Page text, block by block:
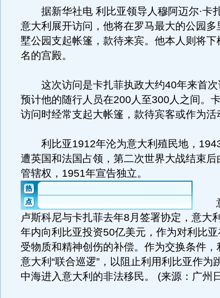
据新华社电 利比亚领导人穆阿迈尔·卡
意大利展开访问，他将在罗马最大的公园多
墅公园支起帐篷，款待来宾。他本人则将下
名的宫殿。
这次访问是卡扎菲执政大约40年来首次
预计他的随行人员在200人至300人之间。
访问时经常支起大帐篷，款待宾客或作为活
利比亚1912年沦为意大利殖民地，
遭英国和法国占领，第二次世界大战结束后
管辖权，1951年宣告独立。
意
卢斯科尼与卡扎菲去年8月签署协定，意大
年内向利比亚投资50亿美元，作为对利比
受物质和精神创伤的补偿。作为交换条件，
意大利“联合巡逻”，以阻止利用利比亚作为
中海进入意大利的非法移民。 (来源：广州